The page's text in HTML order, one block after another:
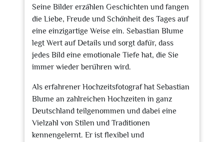
Seine Bilder erzählen Geschichten und fangen
die Liebe, Freude und Schönheit des Tages auf
eine einzigartige Weise ein. Sebastian Blume
legt Wert auf Details und sorgt dafür, dass
jedes Bild eine emotionale Tiefe hat, die Sie
immer wieder berühren wird.
Als erfahrener Hochzeitsfotograf hat Sebastian
Blume an zahlreichen Hochzeiten in ganz
Deutschland teilgenommen und dabei eine
Vielzahl von Stilen und Traditionen
kennengelernt. Er ist flexibel und